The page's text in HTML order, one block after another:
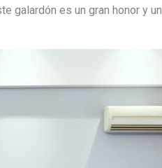
galardón es un gran honor y un